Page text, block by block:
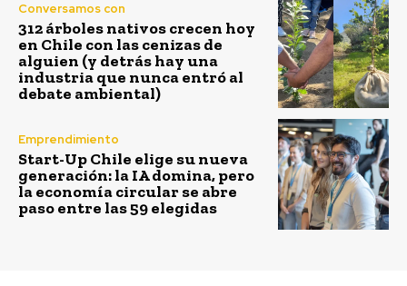
Conversamos con
312 árboles nativos crecen hoy
en Chile con las cenizas de
alguien (y detrás hay una
industria que nunca entró al
debate ambiental)
Emprendimiento
Start-Up Chile elige su nueva
generación: la IA domina, pero
la economía circular se abre
paso entre las 59 elegidas